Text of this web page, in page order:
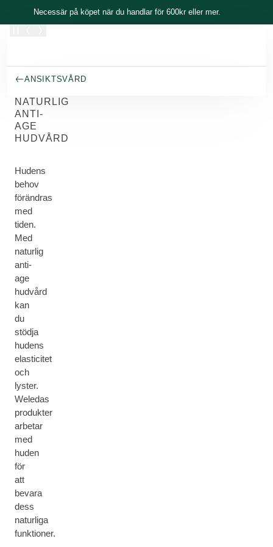
Necessär på köpet när du handlar för 600kr eller mer.
ANSIKTSVÅRD
NATURLIG
ANTI-
AGE
HUDVÅRD
Hudens
behov
förändras
med
tiden.
Med
naturlig
anti-
age
hudvård
kan
du
stödja
hudens
elasticitet
och
lyster.
Weledas
produkter
arbetar
med
huden
för
att
bevara
dess
naturliga
funktioner.